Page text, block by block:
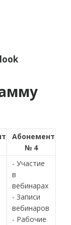
Абонемент
№ 4
- Участие
в
вебинарах
- Записи
вебинаров
- Рабочие